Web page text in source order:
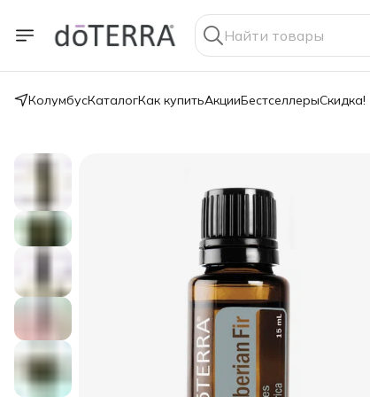
КолумбусКаталогКак купитьАкцииБестселлерыСкидка!